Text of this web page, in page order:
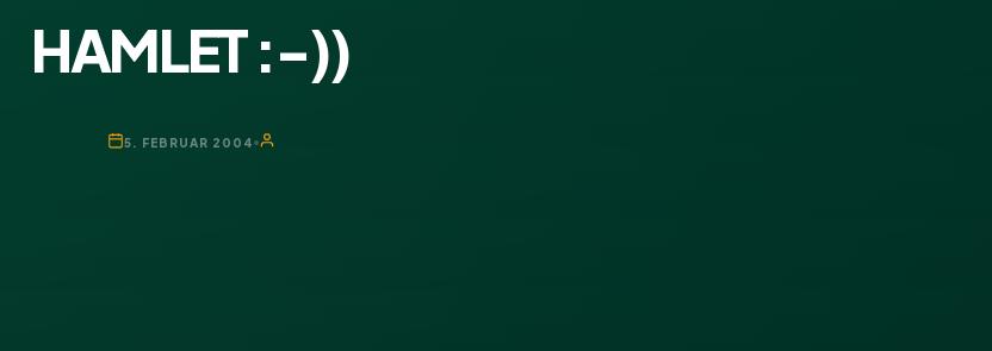
HAMLET :-))
5. FEBRUAR 2004